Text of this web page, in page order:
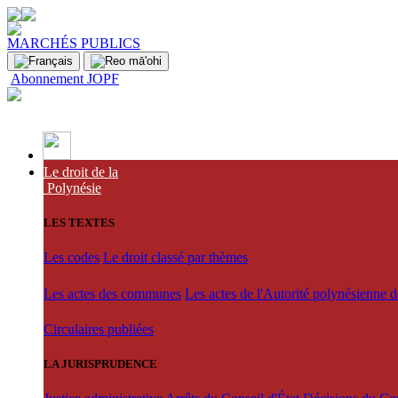
MARCHÉS PUBLICS
Abonnement JOPF
Le droit de la
Polynésie
LES TEXTES
Les codes Le droit classé par thèmes
Les actes des communes Les actes de l'Autorité polynésienne
Circulaires publiées
LA JURISPRUDENCE